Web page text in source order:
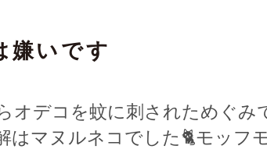
嫌いです
オデコを蚊に刺されためぐみ
はマヌルネコでした🐈️モッフ